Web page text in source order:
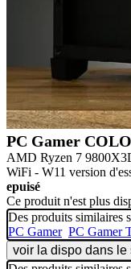
PC Gamer
AMD Ryzen 7
WiFi - W11 version
epuisé
Ce produit n'est plus
Des produits similaires
PC Gamer PC Gamer
voir la dispo dans le